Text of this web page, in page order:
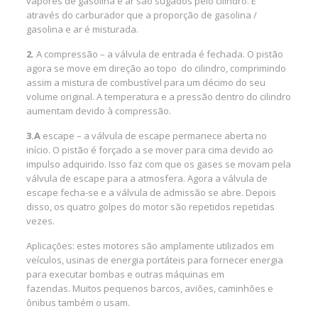
através do carburador que a proporção de gasolina /
gasolina e ar é misturada.
2. A compressão – a válvula de entrada é fechada. O pistão
agora se move em direção ao topo do cilindro, comprimindo
assim a mistura de combustível para um décimo do seu
volume original. A temperatura e a pressão dentro do cilindro
aumentam devido à compressão.
3.A escape – a válvula de escape permanece aberta no
início. O pistão é forçado a se mover para cima devido ao
impulso adquirido. Isso faz com que os gases se movam pela
válvula de escape para a atmosfera. Agora a válvula de
escape fecha-se e a válvula de admissão se abre. Depois
disso, os quatro golpes do motor são repetidos repetidas
vezes.
Aplicações: estes motores são amplamente utilizados em
veículos, usinas de energia portáteis para fornecer energia
para executar bombas e outras máquinas em
fazendas. Muitos pequenos barcos, aviões, caminhões e
ônibus também o usam.